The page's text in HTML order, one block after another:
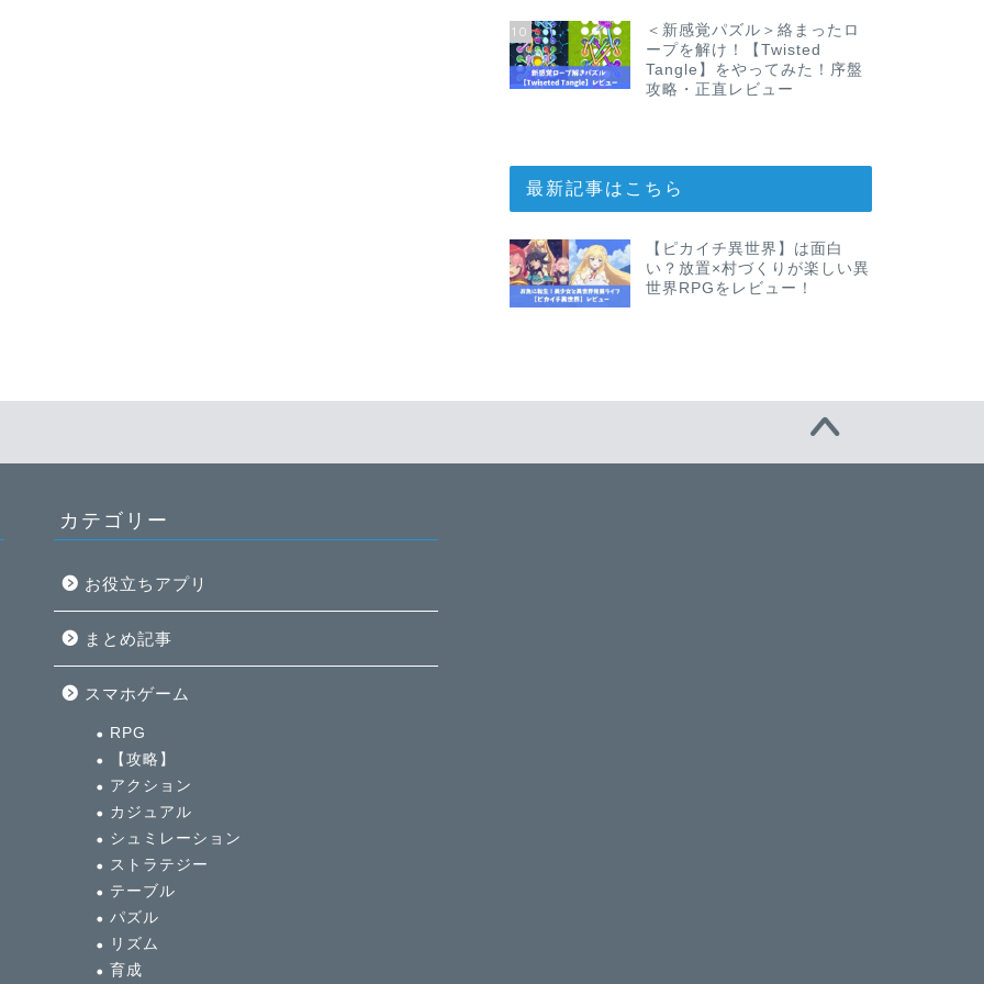
10
＜新感覚パズル＞絡まったロ
ープを解け！【Twisted
Tangle】をやってみた！序盤
攻略・正直レビュー
最新記事はこちら
【ピカイチ異世界】は面白
い？放置×村づくりが楽しい異
世界RPGをレビュー！
カテゴリー
お役立ちアプリ
まとめ記事
スマホゲーム
RPG
【攻略】
アクション
カジュアル
シュミレーション
ストラテジー
テーブル
パズル
リズム
育成